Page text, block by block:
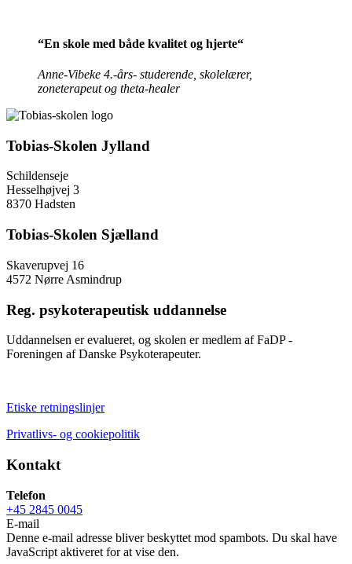
“En skole med både kvalitet og hjerte“
Anne-Vibeke 4.-års- studerende, skolelærer,
zoneterapeut og theta-healer
Tobias-Skolen Jylland
Schildenseje
Hesselhøjvej 3
8370 Hadsten
Tobias-Skolen Sjælland
Skaverupvej 16
4572 Nørre Asmindrup
Reg. psykoterapeutisk uddannelse
Uddannelsen er evalueret, og skolen er medlem af FaDP -
Foreningen af Danske Psykoterapeuter.
Etiske retningslinjer
Privatlivs- og cookiepolitik
Kontakt
Telefon
+45 2845 0045
E-mail
Denne e-mail adresse bliver beskyttet mod spambots. Du skal have
JavaScript aktiveret for at vise den.